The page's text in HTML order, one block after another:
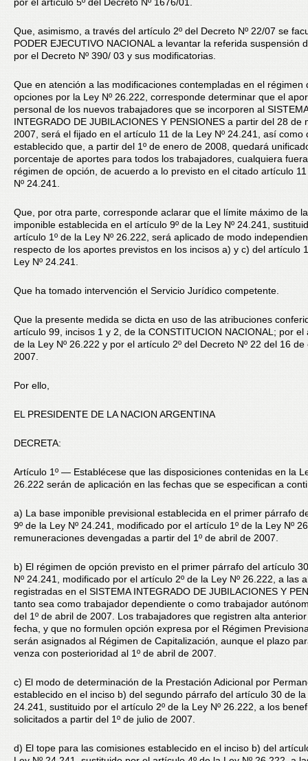
Que, asimismo, a través del artículo 2º del Decreto Nº 22/07 se
PODER EJECUTIVO NACIONAL a levantar la referida suspensión
por el Decreto Nº 390/ 03 y sus modificatorias.
Que en atención a las modificaciones contempladas en el régimen
opciones por la Ley Nº 26.222, corresponde determinar que el
personal de los nuevos trabajadores que se incorporen al SISTEMA
INTEGRADO DE JUBILACIONES Y PENSIONES a partir del 28 de
2007, será el fijado en el artículo 11 de la Ley Nº 24.241, así como
establecido que, a partir del 1º de enero de 2008, quedará
porcentaje de aportes para todos los trabajadores, cualquiera
régimen de opción, de acuerdo a lo previsto en el citado artículo
Nº 24.241.
Que, por otra parte, corresponde aclarar que el límite máximo de
imponible establecida en el artículo 9º de la Ley Nº 24.241,
artículo 1º de la Ley Nº 26.222, será aplicado de modo
respecto de los aportes previstos en los incisos a) y c) del artículo
Ley Nº 24.241.
Que ha tomado intervención el Servicio Jurídico competente.
Que la presente medida se dicta en uso de las atribuciones
artículo 99, incisos 1 y 2, de la CONSTITUCION NACIONAL; por el
de la Ley Nº 26.222 y por el artículo 2º del Decreto Nº 22 del 16
2007.
Por ello,
EL PRESIDENTE DE LA NACION ARGENTINA
DECRETA:
Artículo 1º — Establécese que las disposiciones contenidas en la
26.222 serán de aplicación en las fechas que se especifican a
a) La base imponible previsional establecida en el primer párrafo
9º de la Ley Nº 24.241, modificado por el artículo 1º de la Ley Nº
remuneraciones devengadas a partir del 1º de abril de 2007.
b) El régimen de opción previsto en el primer párrafo del artículo
Nº 24.241, modificado por el artículo 2º de la Ley Nº 26.222, a las
registradas en el SISTEMA INTEGRADO DE JUBILACIONES Y
tanto sea como trabajador dependiente o como trabajador
del 1º de abril de 2007. Los trabajadores que registren alta
fecha, y que no formulen opción expresa por el Régimen
serán asignados al Régimen de Capitalización, aunque el plazo
venza con posterioridad al 1º de abril de 2007.
c) El modo de determinación de la Prestación Adicional por
establecido en el inciso b) del segundo párrafo del artículo 30 de la
24.241, sustituido por el artículo 2º de la Ley Nº 26.222, a los
solicitados a partir del 1º de julio de 2007.
d) El tope para las comisiones establecido en el inciso b) del